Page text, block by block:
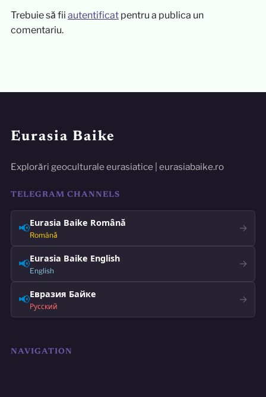
Trebuie să fii autentificatpentru a publica un
comentariu.
Eurasia Baike
Explorări geoculturale eurasiatice | eurasiabaike.ro
TELEGRAM CHANNELS
📢Eurasia Baike Română
Română
→
📢Eurasia Baike English
English
→
📢Евразия Байке
Русский
→
NAVIGATION